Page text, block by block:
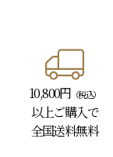
10,800円 （税込）
以上ご購入で
全国送料無料